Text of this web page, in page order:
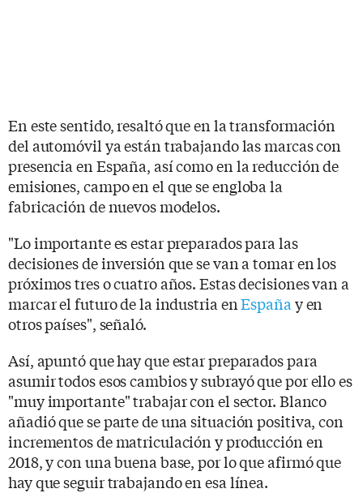
En este sentido, resaltó que en la transformación
del automóvil ya están trabajando las marcas con
presencia en España, así como en la reducción de
emisiones, campo en el que se engloba la
fabricación de nuevos modelos.
"Lo importante es estar preparados para las
decisiones de inversión que se van a tomar en los
próximos tres o cuatro años. Estas decisiones van a
marcar el futuro de la industria enEspaña y en
otros países", señaló.
Así, apuntó que hay que estar preparados para
asumir todos esos cambios y subrayó que por ello es
"muy importante" trabajar con el sector. Blanco
añadió que se parte de una situación positiva, con
incrementos de matriculación y producción en
2018, y con una buena base, por lo que afirmó que
hay que seguir trabajando en esa línea.